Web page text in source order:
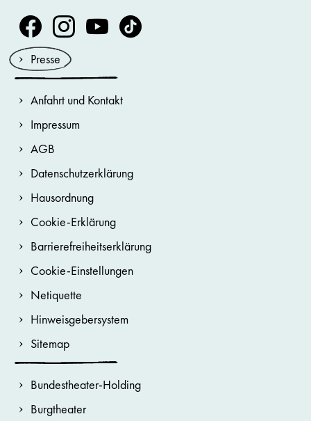
Volksoper Facebook
Volksoper Instagram
Volksoper Youtube
Volksoper TikTok
Presse
Anfahrt und Kontakt
Impressum
AGB
Datenschutzerklärung
Hausordnung
Cookie-Erklärung
Barrierefreiheitserklärung
Cookie-Einstellungen
Netiquette
Hinweisgebersystem
Sitemap
Bundestheater-Holding
Burgtheater